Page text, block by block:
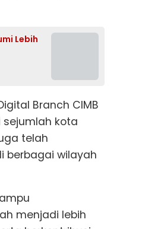
Lebih
Branch CIMB
sejumlah kota
telah
berbagai wilayah
menjadi lebih